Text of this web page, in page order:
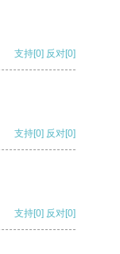
支持[0] 反对[0]
支持[0] 反对[0]
支持[0] 反对[0]